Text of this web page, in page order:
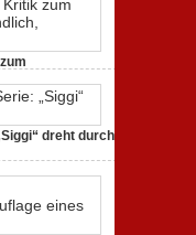
dreht durch